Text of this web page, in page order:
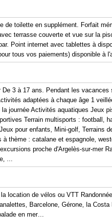
de toilette en supplément. Forfait
terrasse couverte et vue sur la
Point internet avec tablettes à
tous vos paiements) disponible à
3 à 17 ans. Pendant les
adaptées à chaque âge 1
journée Activités aquatiques Jeux
Terrain multisports : football,
pour enfants, Mini-golf, Terrains
thème : catalane et espagnole,
proche d'Argelès-sur-mer
...
location de vélos ou VTT
Barcelone, Gérone, la Costa
en mer…